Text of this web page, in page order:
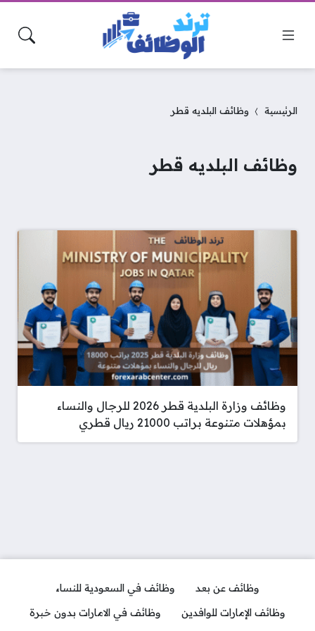
الرئيسية وظائف البلديه قطر
وظائف البلديه قطر
وظائف وزارة البلدية قطر 2026 للرجال والنساء
بمؤهلات متنوعة براتب 21000 ريال قطري
وظائف عن بعد
وظائف في السعودية للنساء
وظائف الإمارات للوافدين
وظائف في الامارات بدون خبرة